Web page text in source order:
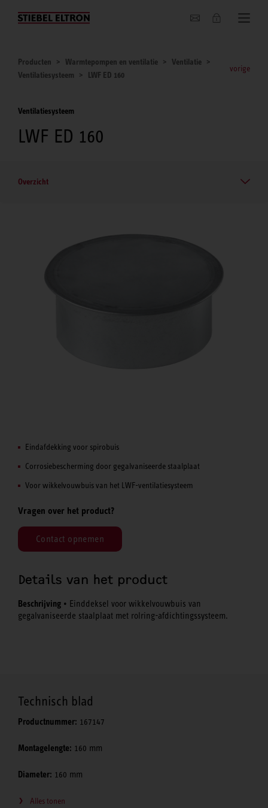
Actueel
Producten Warmtepompen en ventilatie
Ventilatie
Ventilatiesysteem
LWF ED 160
vorige
Ventilatiesysteem
LWF ED 160
Overzicht
Eindafdekking voor spirobuis
Corrosiebescherming door gegalvaniseerde staalplaat
Voor wikkelvouwbuis van het LWF-ventilatiesysteem
Vragen over het product?
Contact opnemen
Details van het product
Beschrijving • Einddeksel voor wikkelvouwbuis van
gegalvaniseerde staalplaat met rolring-afdichtingssysteem.
Technisch blad
Productnummer: 167147
Montagelengte: 160 mm
Diameter: 160 mm
Alles tonen